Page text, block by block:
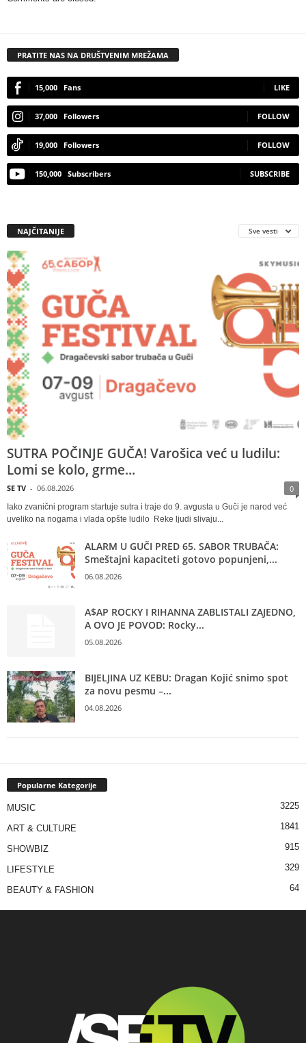
PRATITE NAS NA DRUŠTVENIM MREŽAMA
15,000 Fans LIKE
37,000 Followers FOLLOW
19,000 Followers FOLLOW
150,000 Subscribers SUBSCRIBE
NAJČITANIJE Sve vesti
SUTRA POČINJE GUČA! Varošica već u ludilu:
Lomi se kolo, grme...
SE TV - 06.08.2026 0
Iako zvanični program startuje sutra i traje do 9. avgusta u Guči je narod već
uveliko na nogama i vlada opšte ludilo Reke ljudi slivaju...
ALARM U GUČI PRED 65. SABOR TRUBAČA:
Smeštajni kapaciteti gotovo popunjeni,...
06.08.2026
A$AP ROCKY I RIHANNA ZABLISTALI ZAJEDNO,
A OVO JE POVOD: Rocky...
05.08.2026
BIJELJINA UZ KEBU: Dragan Kojić snimo spot
za novu pesmu –...
04.08.2026
Popularne Kategorije
MUSIC 3225
ART & CULTURE 1841
SHOWBIZ 915
LIFESTYLE 329
BEAUTY & FASHION 64